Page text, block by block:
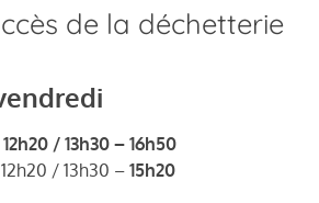
de la déchetterie
/ 13h30 – 16h50
/ 13h30 – 15h20